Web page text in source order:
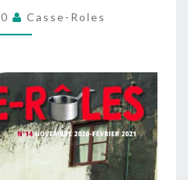
NUMÉRO
14
Casse-Roles